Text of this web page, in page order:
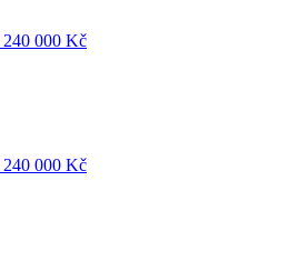
240 000 Kč
240 000 Kč